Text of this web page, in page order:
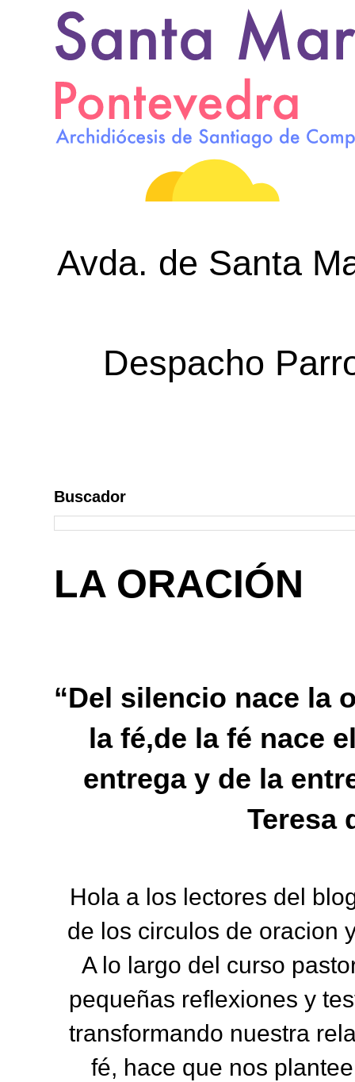
Avda. de Santa
Despacho
Buscador
LA ORACIÓN
“Del silencio nace la
la fé,de la fé nace
entrega y de la
Teresa
Hola a los lectores del
de los circulos de oracion
A lo largo del curso
pequeñas reflexiones y
transformando nuestra
fé, hace que nos